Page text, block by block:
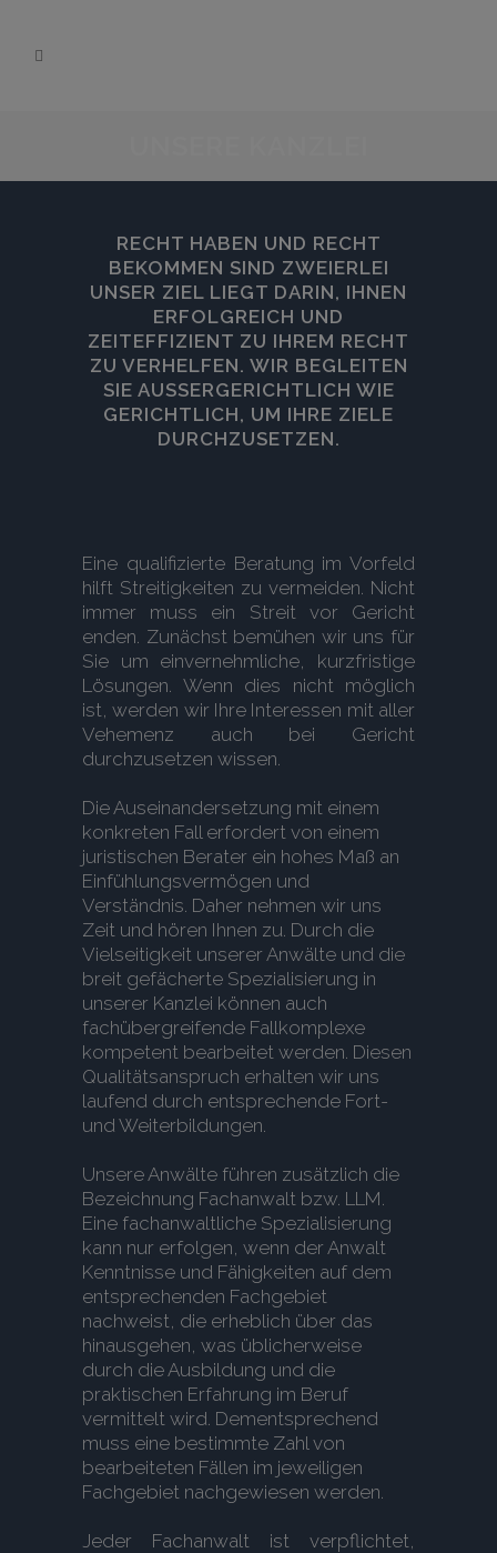
RECHT HABEN UND RECHT
BEKOMMEN SIND ZWEIERLEI
UNSER ZIEL LIEGT DARIN, IHNEN
ERFOLGREICH UND
ZEITEFFIZIENT ZU IHREM RECHT
ZU VERHELFEN. WIR BEGLEITEN
SIE AUSSERGERICHTLICH WIE G
ERICHTLICH, UM IHRE ZIELE D
URCHZUSETZEN.
Eine qualifizierte Beratung im Vorfeld
hilft Streitigkeiten zu vermeiden. Nicht
immer muss ein Streit vor Gericht
enden. Zunächst bemühen wir uns für
Sie um einvernehmliche, kurzfristige
Lösungen. Wenn dies nicht möglich
ist, werden wir Ihre Interessen mit aller
Vehemenz auch bei Gericht
durchzusetzen wissen.
Die Auseinandersetzung mit einem
konkreten Fall erfordert von einem
juristischen Berater ein hohes Maß an
Einfühlungsvermögen und
Verständnis. Daher nehmen wir uns
Zeit und hören Ihnen zu. Durch die
Vielseitigkeit unserer Anwälte und die
breit gefächerte Spezialisierung in
unserer Kanzlei können auch
fachübergreifende Fallkomplexe
kompetent bearbeitet werden. Diesen
Qualitätsanspruch erhalten wir uns
laufend durch entsprechende Fort-
und Weiterbildungen.
Unsere Anwälte führen zusätzlich die
Bezeichnung Fachanwalt bzw. LLM.
Eine fachanwaltliche Spezialisierung
kann nur erfolgen, wenn der Anwalt
Kenntnisse und Fähigkeiten auf dem
entsprechenden Fachgebiet
nachweist, die erheblich über das
hinausgehen, was üblicherweise
durch die Ausbildung und die
praktischen Erfahrung im Beruf
vermittelt wird. Dementsprechend
muss eine bestimmte Zahl von
bearbeiteten Fällen im jeweiligen
Fachgebiet nachgewiesen werden.
Jeder Fachanwalt ist verpflichtet,